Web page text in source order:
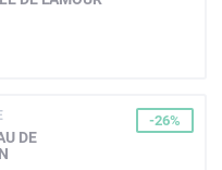
DE
-26%